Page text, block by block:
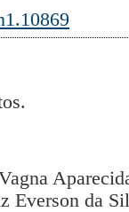
Everson da